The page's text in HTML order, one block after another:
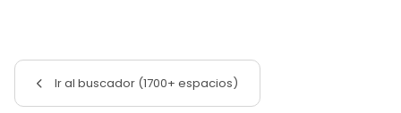
Ir al buscador (1700+ espacios)